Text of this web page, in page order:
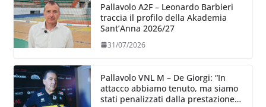
Pallavolo A2F – Leonardo Barbieri
traccia il profilo della Akademia
Sant’Anna 2026/27
31/07/2026
Pallavolo VNL M – De Giorgi: “In
attacco abbiamo tenuto, ma siamo
stati penalizzati dalla prestazione